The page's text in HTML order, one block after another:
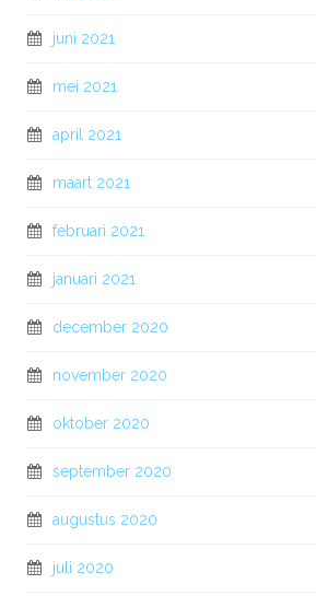
juni 2021
mei 2021
april 2021
maart 2021
februari 2021
januari 2021
december 2020
november 2020
oktober 2020
september 2020
augustus 2020
juli 2020